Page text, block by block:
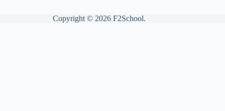
Copyright © 2026 F2School.